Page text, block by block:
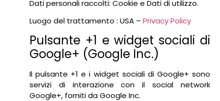
Dati personali raccolti: Cookie e Dati di utilizzo.
Luogo del trattamento : USA – Privacy Policy
Pulsante +1 e widget sociali di
Google+ (Google Inc.)
Il pulsante +1 e i widget sociali di Google+ sono
servizi di interazione con il social network
Google+, forniti da Google Inc.